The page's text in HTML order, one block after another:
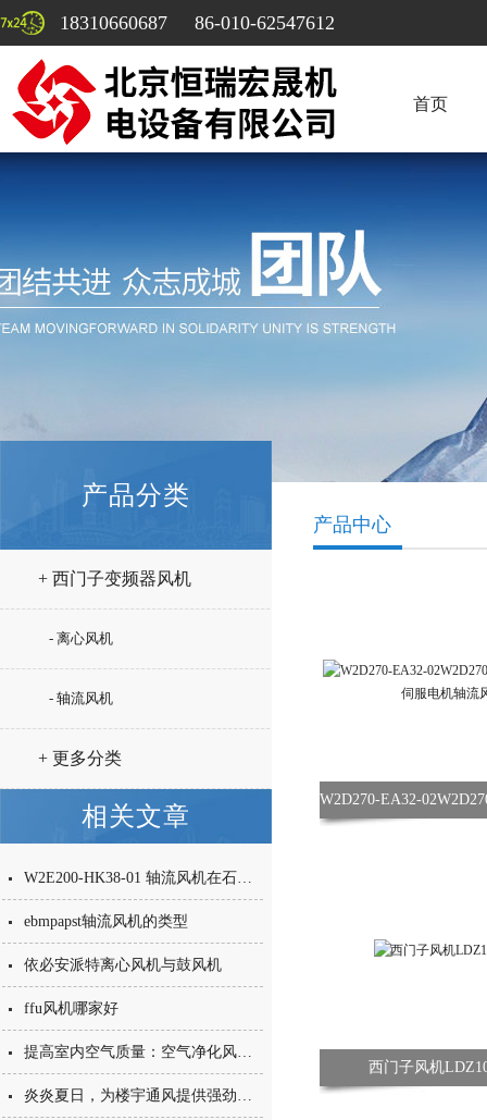
18310660687 86-010-62547612
首页
产品分类
+ 西门子变频器风机
- 离心风机
- 轴流风机
+ 更多分类
相关文章
W2E200-HK38-01 轴流风机在石油化工行业中的应用
ebmpapst轴流风机的类型
依必安派特离心风机与鼓风机
ffu风机哪家好
提高室内空气质量：空气净化风机的作用
炎炎夏日，为楼宇通风提供强劲动力！
产品中心
西门子风机